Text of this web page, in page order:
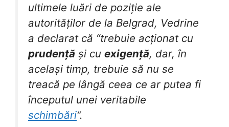
ultimele luări de poziție ale
autorităților de la Belgrad, Vedrine
a declarat că “trebuie acționat cu
prudență și cu exigență, dar, în
același timp, trebuie să nu se
treacă pe lângă ceea ce ar putea fi
începutul unei veritabile
schimbări“.